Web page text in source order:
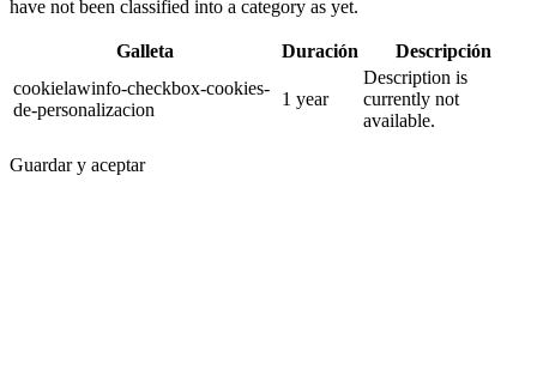
have not been classified into a category as yet.
Galleta Duración
Descripción
cookielawinfo-checkbox-cookies-
de-personalizacion
1 year
Description is
currently not
available.
Guardar y aceptar